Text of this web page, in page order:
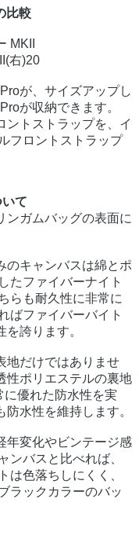
比較
右)20
が、サイズアップし
が収納できます。
ントストラップを、イ
フロントストラップ
て
ンガムバッグの表面に
のキャンバスは綿とポ
たファイバーナイト
らも耐久性に非常に
ばファイバーバイト
誇ります。
地だけではありませ
性ポリエステルの裏地
優れた防水性を実
水性を維持します。
年変化やビンテージ感
ンバスと比べれば、
は色落ちしにくく、
ラックカラーのバッ